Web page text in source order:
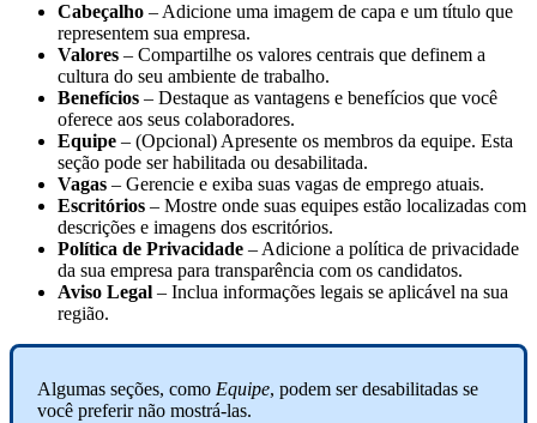
Cabeçalho –Adicione uma imagem de capa e um título que
representem sua empresa.
Valores – Compartilhe os valores centrais que definem a
cultura do seu ambiente de trabalho.
Benefícios – Destaque as vantagens e benefícios que você
oferece aos seus colaboradores.
Equipe – (Opcional)Apresente os membros da equipe. Esta
seção pode ser habilitada ou desabilitada.
Vagas – Gerencie e exiba suas vagas de emprego atuais.
Escritórios – Mostre onde suas equipes estão localizadas com
descrições e imagens dos escritórios.
Política de Privacidade –Adicione a política de privacidade
da sua empresa para transparência com os candidatos.
Aviso Legal – Inclua informações legais se aplicável na sua
região.
Algumas seções, como Equipe, podem ser desabilitadas se
você preferir não mostrá-las.